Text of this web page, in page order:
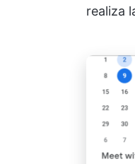
realiza